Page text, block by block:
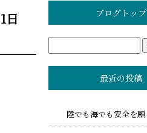
日
ブログトップ
最近の投稿